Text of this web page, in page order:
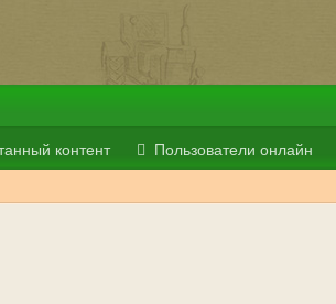
контент Пользователи онлайн